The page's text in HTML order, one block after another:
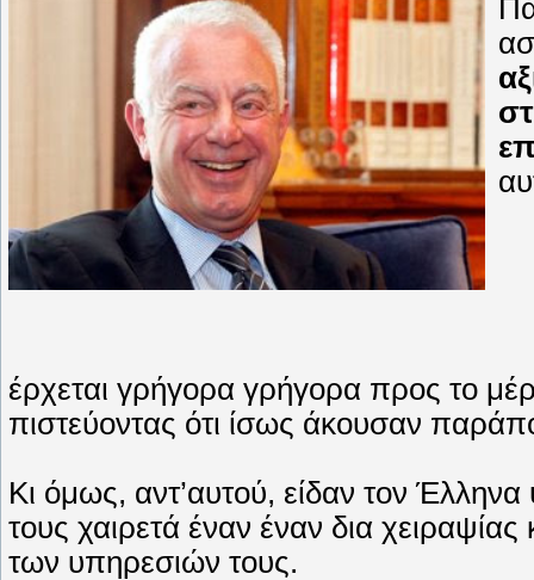
έρχεται γρήγορα γρήγορα προς το
πιστεύοντας ότι ίσως άκουσαν
Κι όμως, αντ’αυτού, είδαν τον
τους χαιρετά έναν έναν δια
των υπηρεσιών τους.